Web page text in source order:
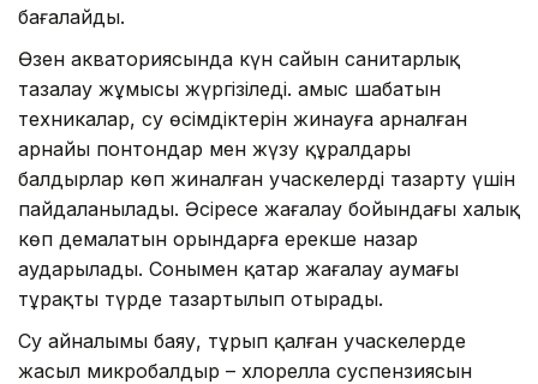
бағалайды.
Өзен акваториясында күн сайын санитарлық
тазалау жұмысы жүргізіледі. Қамыс шабатын
техникалар, су өсімдіктерін жинауға арналған
арнайы понтондар мен жүзу құралдары
балдырлар көп жиналған учаскелерді тазарту үшін
пайдаланылады. Әсіресе жағалау бойындағы халық
көп демалатын орындарға ерекше назар
аударылады. Сонымен қатар жағалау аумағы
тұрақты түрде тазартылып отырады.
Су айналымы баяу, тұрып қалған учаскелерде
жасыл микробалдыр – хлорелла суспензиясын